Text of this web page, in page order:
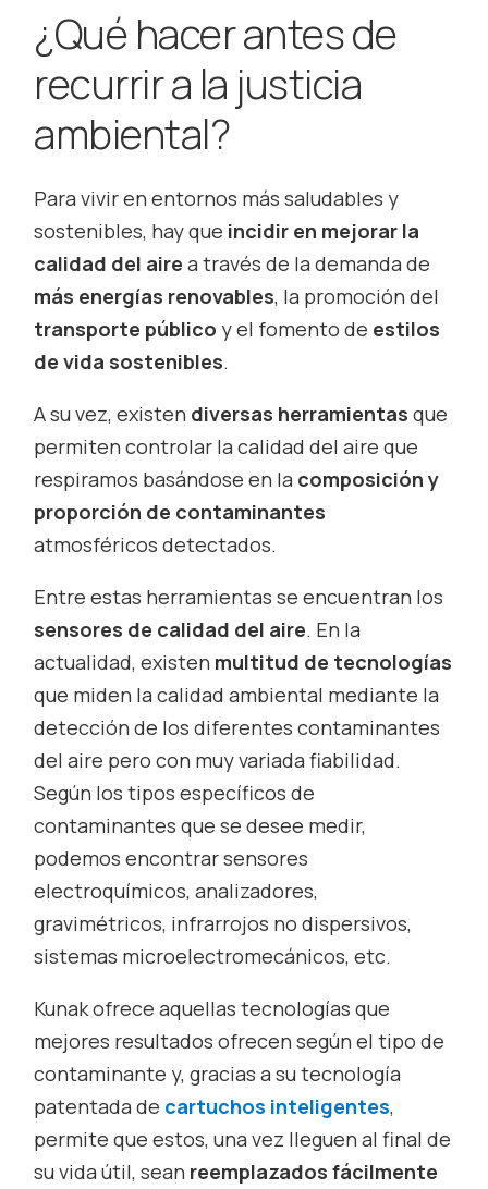
¿Qué hacer antes de
recurrir a la justicia
ambiental?
Para vivir en entornos más saludables y
sostenibles, hay que incidir en mejorar la
calidad del aire a través de la demanda de
más energías renovables, la promoción del
transporte público y el fomento de estilos
de vida sostenibles.
A su vez, existen diversas herramientas que
permiten controlar la calidad del aire que
respiramos basándose en la composición y
proporción de contaminantes
atmosféricos detectados.
Entre estas herramientas se encuentran los
sensores de calidad del aire. En la
actualidad, existen multitud de tecnologías
que miden la calidad ambiental mediante la
detección de los diferentes contaminantes
del aire pero con muy variada fiabilidad.
Según los tipos específicos de
contaminantes que se desee medir,
podemos encontrar sensores
electroquímicos, analizadores,
gravimétricos, infrarrojos no dispersivos,
sistemas microelectromecánicos, etc.
Kunak ofrece aquellas tecnologías que
mejores resultados ofrecen según el tipo de
contaminante y, gracias a su tecnología
patentada de cartuchos inteligentes,
permite que estos, una vez lleguen al final de
su vida útil, sean reemplazados fácilmente